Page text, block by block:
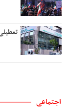
اجتماعی